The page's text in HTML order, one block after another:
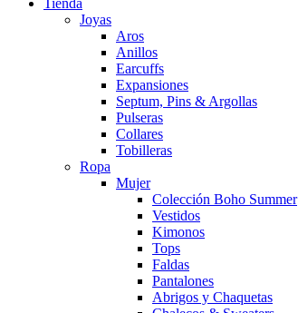
Tienda
Joyas
Aros
Anillos
Earcuffs
Expansiones
Septum, Pins & Argollas
Pulseras
Collares
Tobilleras
Ropa
Mujer
Colección Boho Summer
Vestidos
Kimonos
Tops
Faldas
Pantalones
Abrigos y Chaquetas